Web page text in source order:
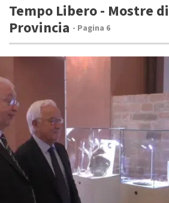
Tempo Libero - Mostre
Provincia - Pagina 6